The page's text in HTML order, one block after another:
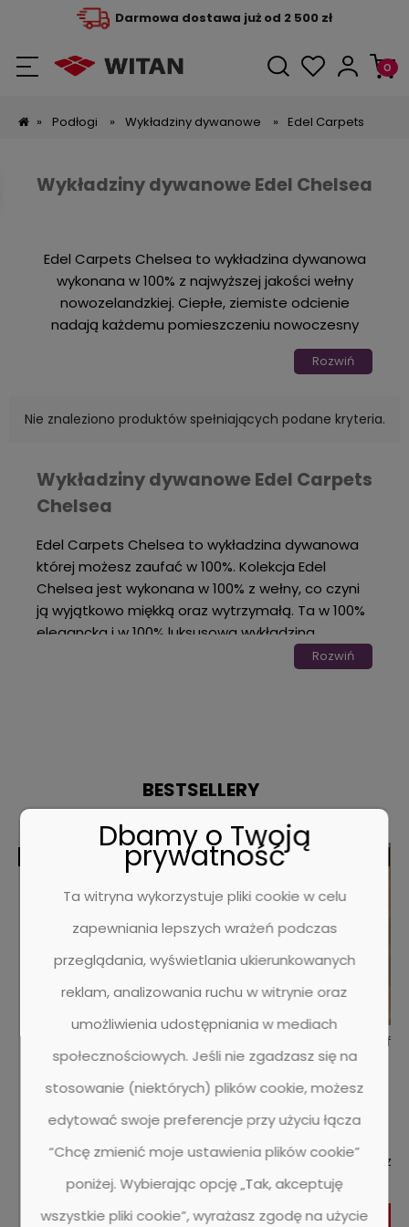
Darmowa dostawa już od 2 500 zł
» Podłogi » Wykładziny dywanowe » Edel Carpets
Wykładziny dywanowe Edel Chelsea
Edel Carpets Chelsea to wykładzina dywanowa
wykonana w 100% z najwyższej jakości wełny
nowozelandzkiej. Ciepłe, ziemiste odcienie
nadają każdemu pomieszczeniu nowoczesny
wygląd z naturalną atmosferą.
Rozwiń
Nie znaleziono produktów spełniających podane kryteria.
Wykładziny dywanowe Edel Carpets
Chelsea
Edel Carpets Chelsea to wykładzina dywanowa
której możesz zaufać w 100%. Kolekcja Edel
Chelsea jest wykonana w 100% z wełny, co czyni
ją wyjątkowo miękką oraz wytrzymałą. Ta w 100%
elegancka i w 100% luksusowa wykładzina
dywanowa doskonale sprawdza się zarówno jako
powszechnie za jedną z najlepszych rodzajów
wełny na rynku. Ciepłe, ziemiste odcienie nadają
każdemu pomieszczeniu nowoczesny wygląd z
naturalną atmosferą. Wykładzina dywanowa
Chelsea sprawdza się do każdego wnętrza,
tworząc wyrafinowany choć komfortowy nastrój.
Rozwiń
BESTSELLERY
Capture Dąb naturalny lakierowany -
159,95 zł
130,04 zł
DO KOSZYKA
182,00 zł
Dbamy o Twoją
prywatność
Ta witryna wykorzystuje pliki cookie w celu
zapewniania lepszych wrażeń podczas
przeglądania, wyświetlania ukierunkowanych
reklam, analizowania ruchu w witrynie oraz
umożliwienia udostępniania w mediach
społecznościowych. Jeśli nie zgadzasz się na
stosowanie (niektórych) plików cookie, możesz
edytować swoje preferencje przy użyciu łącza
“Chcę zmienić moje ustawienia plików cookie”
poniżej. Wybierając opcję „Tak, akceptuję
wszystkie pliki cookie”, wyrażasz zgodę na użycie